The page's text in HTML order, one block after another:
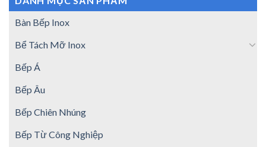
Bàn Bếp Inox
Bể Tách Mỡ Inox
Bếp Á
Bếp Âu
Bếp Chiên Nhúng
Bếp Từ Công Nghiệp